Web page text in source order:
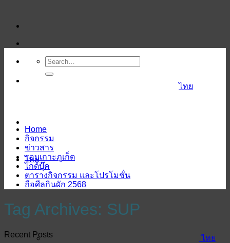
เนื้อหา
ไทย
ไทย
ไทย
Home
กิจกรรม
ข่าวสาร
รอบเกาะภูเก็ต
ไกด์บุ๊ค
ตารางกิจกรรม และโปรโมชั่น
ถือศีลกินผัก 2568
Tag Archives: SUP
Recent Posts